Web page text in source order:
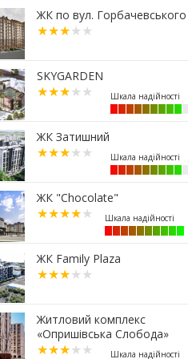
Дешевші, але недоступні: скільки
коштує житло за програмою
«єОселя» в містах заходу України
Сільські будинки в західному
регіоні дорожчають у рази
швидше, ніж в містах
Паркування без зайвих турбот –
обирайте підземні паркінги ЖР
“Княгинин”
Малозабезпеченим франківцям
безкоштовно встановлюють
лічильники води
Корпус 31/1 ЖР "Княгинин" –
актуальний стан будівництва
(ФОТО)
03.07.2026
Що обрати: розстрочку чи
ЖК по вул. Горбачевського
SKYGARDEN
ЖК Затишний
ЖК "Chocolate"
ЖК Family Plaza
Житловий комплекс
«Опришівська Слобода»